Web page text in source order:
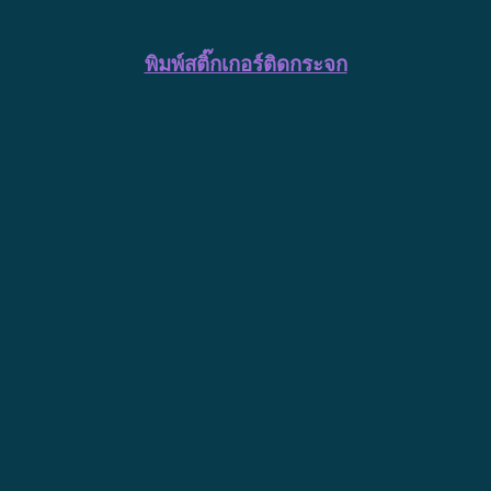
พิมพ์สติ๊กเกอร์ติดกระจก